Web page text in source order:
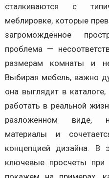
сталкиваются с
меблировке, которые
загроможденное
проблема —
размерам комнаты и
Выбирая мебель, важно
она выглядит в
работать в реальной
разложенном виде,
материалы и
концепцией дизайна. В
ключевые просчеты